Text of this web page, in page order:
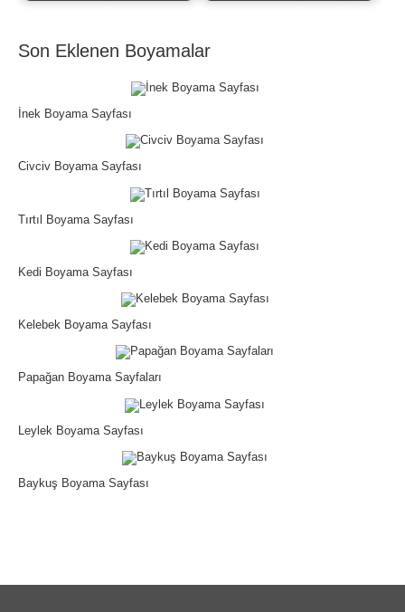
Son Eklenen Boyamalar
İnek Boyama Sayfası
Civciv Boyama Sayfası
Tırtıl Boyama Sayfası
Kedi Boyama Sayfası
Kelebek Boyama Sayfası
Papağan Boyama Sayfaları
Leylek Boyama Sayfası
Baykuş Boyama Sayfası